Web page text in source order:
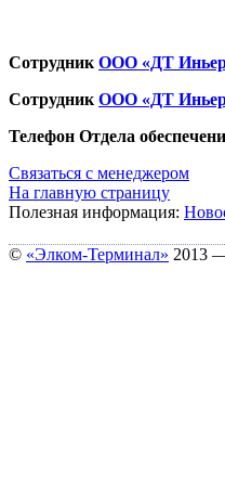
Сотрудник ООО «ДТ
Сотрудник ООО «ДТ
Телефон Отдела
Связаться с менеджером
На главную страницу
Полезная информация:
© «Элком-Терминал» 2013